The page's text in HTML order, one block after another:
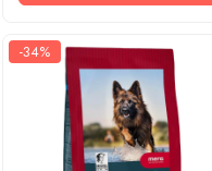
-34%